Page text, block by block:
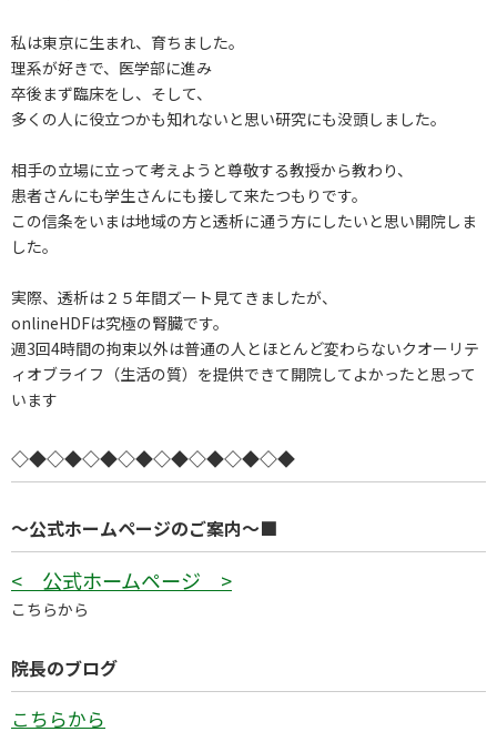
私は東京に生まれ、育ちました。
理系が好きで、医学部に進み
卒後まず臨床をし、そして、
多くの人に役立つかも知れないと思い研究にも没頭しました。
相手の立場に立って考えようと尊敬する教授から教わり、
患者さんにも学生さんにも接して来たつもりです。
この信条をいまは地域の方と透析に通う方にしたいと思い開院しま
した。
実際、透析は２５年間ズート見てきましたが、
onlineHDFは究極の腎臓です。
週3回4時間の拘束以外は普通の人とほとんど変わらないクオーリテ
ィオブライフ（生活の質）を提供できて開院してよかったと思って
います
◇◆◇◆◇◆◇◆◇◆◇◆◇◆◇◆
～公式ホームページのご案内～■
< 公式ホームページ >
こちらから
院長のブログ
こちらから